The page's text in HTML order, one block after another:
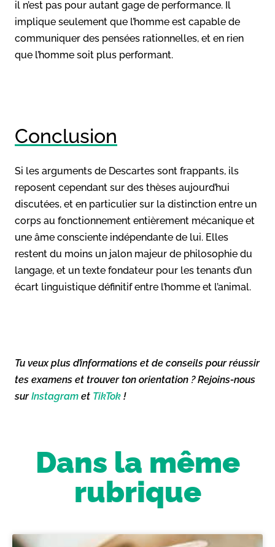
il n’est pas pour autant gage de performance. Il
implique seulement que l’homme est capable de
communiquer des pensées rationnelles, et en rien
que l’homme soit plus performant.
Conclusion
Si les arguments de Descartes sont frappants, ils
reposent cependant sur des thèses aujourd’hui
discutées, et en particulier sur la distinction entre un
corps au fonctionnement entièrement mécanique et
une âme consciente indépendante de lui. Elles
restent du moins un jalon majeur de philosophie du
langage, et un texte fondateur pour les tenants d’un
écart linguistique définitif entre l’homme et l’animal.
Tu veux plus d’informations et de conseils pour réussir
tes examens et trouver ton orientation ? Rejoins-nous
surInstagram et TikTok !
Dans la même
rubrique